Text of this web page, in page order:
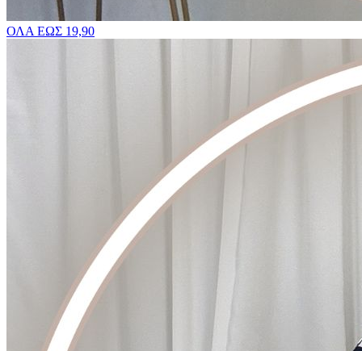
ΟΛΑ ΕΩΣ 19,90